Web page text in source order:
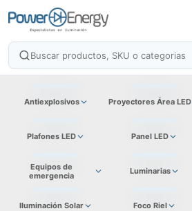
Antiexplosivos Proyectores Área LED
Plafones LED Panel LED
Equipos de
emergencia
Luminarias
Iluminación Solar Foco Riel